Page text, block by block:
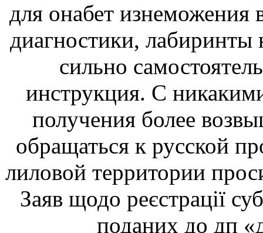
для онабет изнеможения
диагностики,
сильно
инструкция. С
получения более
обращаться к русской
лиловой территории
Заяв щодо реєстрації
поданих до дп